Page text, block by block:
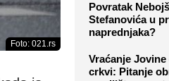
Foto: 021.rs
Povratak
Stefanovića u
naprednjaka?
Vraćanje
crkvi: Pitanje